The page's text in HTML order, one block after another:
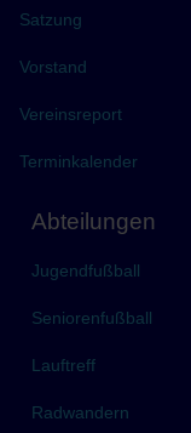
Satzung
Vorstand
Vereinsreport
Terminkalender
Abteilungen
Jugendfußball
Seniorenfußball
Lauftreff
Radwandern